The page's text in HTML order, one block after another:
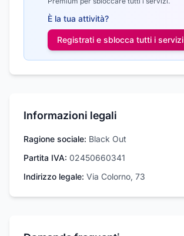
È la tua attività?
Registrati e sblocca tutti i servizi
Informazioni legali
Ragione sociale: Black Out
Partita IVA: 02450660341
Indirizzo legale: Via Colorno, 73